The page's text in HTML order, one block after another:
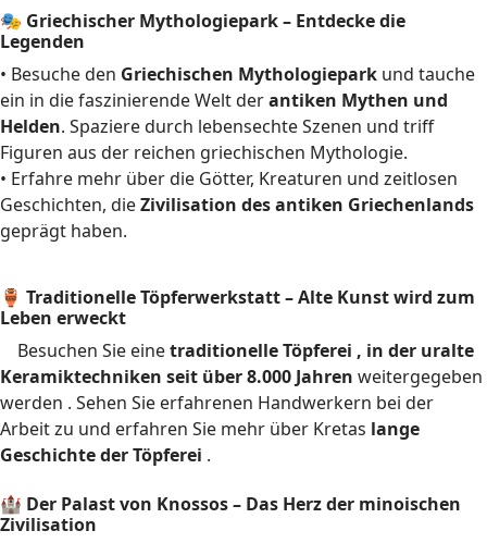
🎭 Griechischer Mythologiepark – Entdecke die
Legenden
• Besuche den Griechischen Mythologiepark und tauche
ein in die faszinierende Welt derantiken Mythen und
Helden. Spaziere durch lebensechte Szenen und triff
Figuren aus der reichen griechischen Mythologie.
• Erfahre mehr über die Götter, Kreaturen und zeitlosen
Geschichten, dieZivilisation des antiken Griechenlands
geprägt haben.
🏺 Traditionelle Töpferwerkstatt – Alte Kunst wird zum
Leben erweckt
Besuchen Sie einetraditionelle Töpferei , in der uralte
Keramiktechniken seit über8.000 Jahren weitergegeben
werden . Sehen Sie erfahrenen Handwerkern bei der
Arbeit zu und erfahren Sie mehr über Kretas lange
Geschichte der Töpferei .
🏰 Der Palast von Knossos – Das Herz der minoischen
Zivilisation